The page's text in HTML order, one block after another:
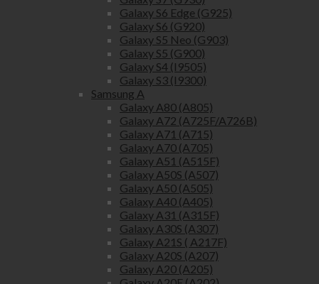
Galaxy S6 Edge (G925)
Galaxy S6 (G920)
Galaxy S5 Neo (G903)
Galaxy S5 (G900)
Galaxy S4 (I9505)
Galaxy S3 (I9300)
Samsung A
Galaxy A80 (A805)
Galaxy A72 (A725F/A726B)
Galaxy A71 (A715)
Galaxy A70 (A705)
Galaxy A51 (A515F)
Galaxy A50S (A507)
Galaxy A50 (A505)
Galaxy A40 (A405)
Galaxy A31 (A315F)
Galaxy A30S (A307)
Galaxy A21S ( A217F)
Galaxy A20S (A207)
Galaxy A20 (A205)